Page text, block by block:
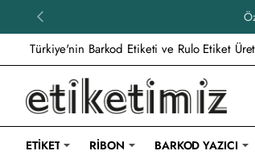
Türkiye'nin Barkod Etiketi ve Rulo Etiket
ETIKET RIBON BARKOD YAZICI